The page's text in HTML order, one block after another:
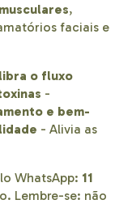
,
faciais e
o fluxo
-
e bem-
- Alivia as
WhatsApp: 11
Lembre-se: não